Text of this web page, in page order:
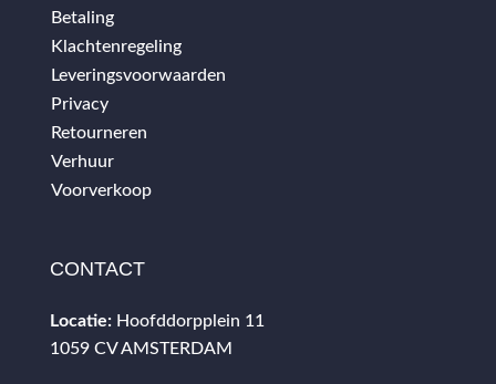
Betaling
Klachtenregeling
Leveringsvoorwaarden
Privacy
Retourneren
Verhuur
Voorverkoop
CONTACT
Locatie: Hoofddorpplein 11
1059 CV AMSTERDAM